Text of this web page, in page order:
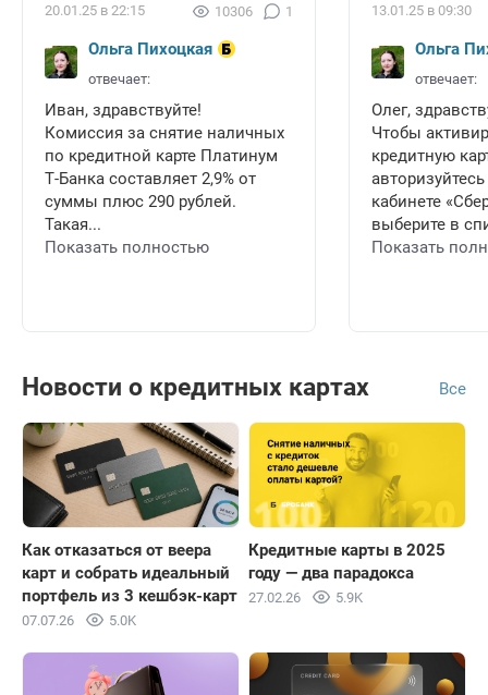
20.01.25 в 22:15 10306 1
Ольга Пихоцкая
отвечает:
Иван, здравствуйте!
Комиссия за снятие наличных
по кредитной карте Платинум
Т-Банка составляет 2,9% от
суммы плюс 290 рублей.
Такая...
Показать полностью
13.01.25 в 09:30
Ольга
отвечает:
Олег,
Чтобы
кредитную
кабинете
выберите в
Показать
Новости о кредитных картах Все
Как отказаться от веера
карт и собрать идеальный
портфель из 3 кешбэк-карт
07.07.26 5.0K
Кредитные карты в 2025
году — два парадокса
27.02.26 5.9K